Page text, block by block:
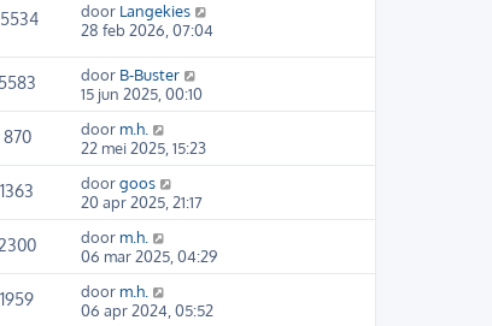
door Langekies
28 feb 2026, 07:04
5583 door B-Buster
15 jun 2025, 00:10
870 door m.h.
22 mei 2025, 15:23
1363 doorgoos
20 apr 2025, 21:17
door m.h.
06 mar 2025, 04:29
1959 door m.h.
06 apr 2024, 05:52